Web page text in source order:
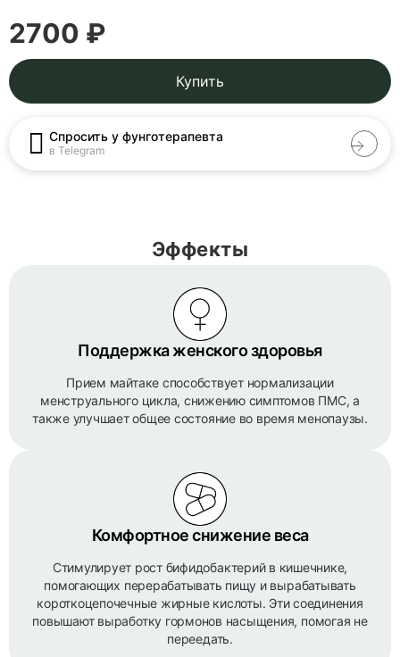
2700 ₽
Купить
Спросить у фунготерапевта
в Telegram
Эффекты
Поддержка женского здоровья
Прием майтаке способствует нормализации
менструального цикла, снижению симптомов ПМС, а
также улучшает общее состояние во время менопаузы.
Комфортное снижение веса
Стимулирует рост бифидобактерий в кишечнике,
помогающих перерабатывать пищу и вырабатывать
короткоцепочечные жирные кислоты. Эти соединения
повышают выработку гормонов насыщения, помогая не
переедать.